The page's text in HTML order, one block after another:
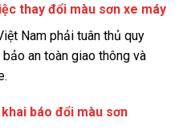
thay đổi màu sơn xe máy
Nam phải tuân thủ quy
an toàn giao thông và
báo đổi màu sơn